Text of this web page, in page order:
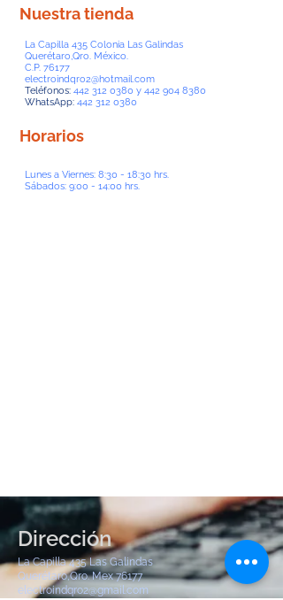
Nuestra tienda
La Capilla 435 Colonia Las Galindas
Querétaro,Qro. México.
C.P. 76177
electroindqro2@hotmail.com
Teléfonos: 442 312 0380 y 442 904 8380
WhatsApp: 442 312 0380
Horarios
Lunes a Viernes: 8:30 - 18:30 hrs.
Sábados: 9:00 - 14:00 hrs.
Dirección
La Capilla 435 Las Galindas
Querétaro,Qro. Mex 76177
electroindqro2@gmail.com